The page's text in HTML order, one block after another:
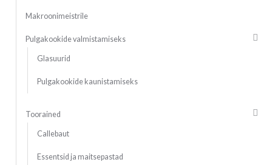
Makroonimeistrile
Pulgakookide valmistamiseks
Glasuurid
Pulgakookide kaunistamiseks
Toorained
Callebaut
Essentsid ja maitsepastad